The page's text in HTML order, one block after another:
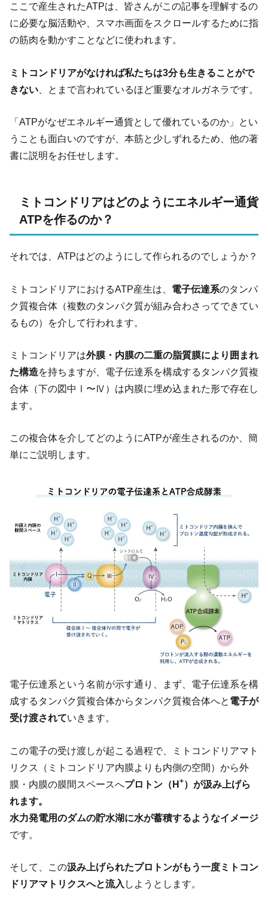
ここで産生されたATPは、皆さんがこの記事を理解するの
に必要な脳活動や、スマホ画面をスクロールするために指
の筋肉を動かすことなどに使われます。
ミトコンドリアがなければ私たちは3分も生きることがで
きない 、とまで言われているほど重要なオルガネラです。
「ATPがなぜエネルギー通貨として優れているのか」とい
うことも面白いのですが、本筋と少しずれるため、他の著
書に説明をお任せします。
ミトコンドリアはどのようにエネルギー通貨
ATPを作るのか？
それでは、ATPはどのようにして作られるのでしょうか？
ミトコンドリアにおけるATP産生は、 電子伝達系のタンパ
ク質複合体（複数のタンパク質が組み合わさってできてい
るもの）を介して行われます。
ミトコンドリアは外膜・内膜の二重の脂質膜により囲まれ
た構造を持ちますが、電子伝達系を構成するタンパク質複
合体（下の図中Ⅰ〜Ⅳ）は内膜に埋め込まれた形で存在し
ます。
この複合体を介してどのようにATPが産生されるのか、簡
単にご説明します。
電子伝達系という名前が示す通り、まず、電子伝達系を構
成するタンパク質複合体からタンパク質複合体へと 電子が
受け渡されていきます。
この電子の受け渡しが起こる過程で、ミトコンドリアマト
リクス（ミトコンドリア内膜よりも内側の空間）から外
膜・内膜の膜間スペースへプロトン（H+）が汲み上げら
れます。
水力発電用のダムの貯水湖に水が蓄積するようなイメージ
です。
そして、この汲み上げられたプロトンがもう一度ミトコン
ドリアマトリクスへと流入 しようとします。